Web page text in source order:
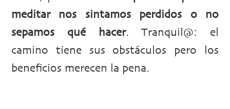
meditar nos sintamos perdidos o no
sepamos qué hacer. Tranquil@: el
camino tiene sus obstáculos pero los
beneficios merecen la pena.